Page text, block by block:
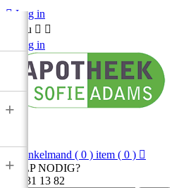
 Log in
Menu  
Log in
Winkelmand ( 0 ) item ( 0 ) 
HULP NODIG?
013 31 13 82
+
+